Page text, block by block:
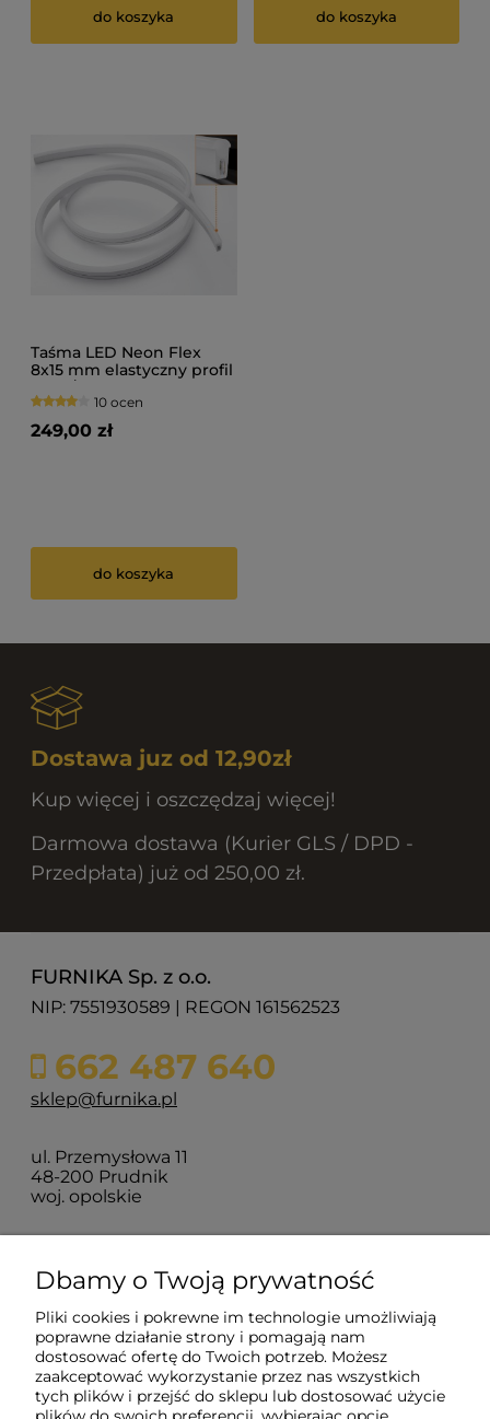
do koszyka do koszyka
Taśma LED Neon Flex
8x15 mm elastyczny profil
10 ocen
249,00 zł
do koszyka
Dostawa juz od 12,90zł
Kup więcej i oszczędzaj więcej!
Darmowa dostawa (Kurier GLS / DPD -
Przedpłata) już od 250,00 zł.
FURNIKA Sp. z o.o.
NIP: 7551930589 | REGON 161562523
662 487 640
sklep@furnika.pl
ul. Przemysłowa 11
48-200 Prudnik
woj. opolskie
Zakupy
Pomoc
Moje konto
Dbamy o Twoją prywatność
Pliki cookies i pokrewne im technologie umożliwiają
poprawne działanie strony i pomagają nam
dostosować ofertę do Twoich potrzeb. Możesz
zaakceptować wykorzystanie przez nas wszystkich
tych plików i przejść do sklepu lub dostosować użycie